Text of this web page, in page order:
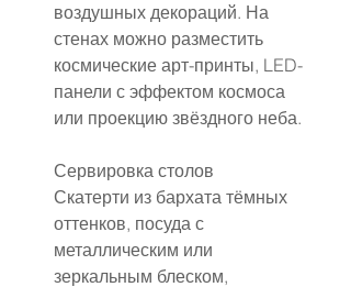
воздушных декораций. На
стенах можно разместить
космические арт-принты, LED-
панели с эффектом космоса
или проекцию звёздного неба.
Сервировка столов
Скатерти из бархата тёмных
оттенков, посуда с
металлическим или
зеркальным блеском,